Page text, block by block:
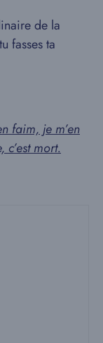
de la
fasses ta
faim, je m’en
mort.